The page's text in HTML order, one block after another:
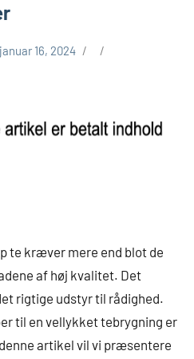
januar 16, 2024
te kræver mere end blot de
af høj kvalitet. Det
rigtige udstyr til rådighed.
til en vellykket tebrygning er
artikel vil vi præsentere